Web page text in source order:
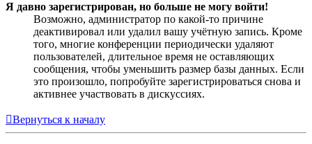
Я давно зарегистрирован, но больше не могу войти!
Возможно, администратор по какой-то причине
деактивировал или удалил вашу учётную запись. Кроме
того, многие конференции периодически удаляют
пользователей, длительное время не оставляющих
сообщения, чтобы уменьшить размер базы данных. Если
это произошло, попробуйте зарегистрироваться снова и
активнее участвовать в дискуссиях.
Вернуться к началу